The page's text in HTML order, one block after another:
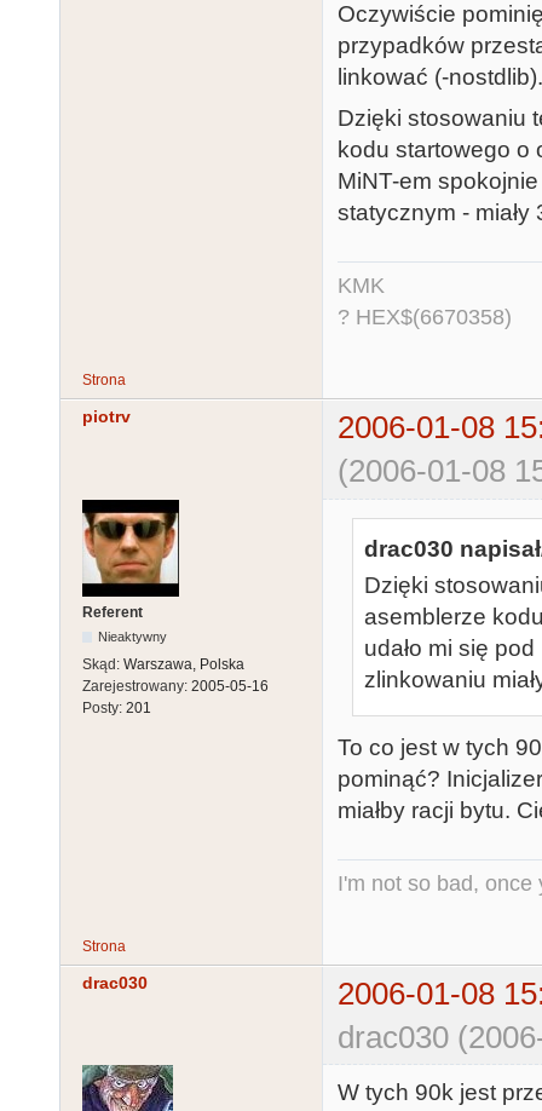
Oczywiście
przypadków
linkować (-nostdlib).
Dzięki stosowaniu
kodu startowego o
MiNT-em
statycznym - miały
KMK
? HEX$(6670358)
Strona
piotrv
2006-01-08
(2006-01-08
Referent
Nieaktywny
Skąd: Warszawa, Polska
Zarejestrowany: 2005-05-16
Posty: 201
drac030
Dzięki
asemblerze
udało mi się
zlinkowaniu
To co jest w tych
pominąć?
miałby racji bytu.
I'm not so bad, once
Strona
drac030
2006-01-08
drac030
W tych 90k jest